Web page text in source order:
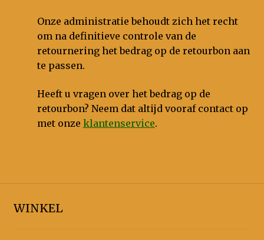
Onze administratie behoudt zich het recht
om na definitieve controle van de
retournering het bedrag op de retourbon aan
te passen.
Heeft u vragen over het bedrag op de
retourbon? Neem dat altijd vooraf contact op
met onze klantenservice.
WINKEL